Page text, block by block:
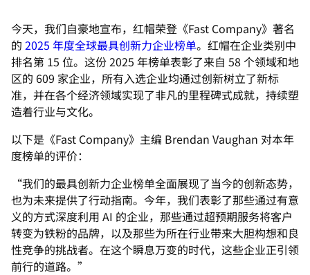
今天，我们自豪地宣布，红帽荣登《Fast Company》著名
的 2025 年度全球最具创新力企业榜单。红帽在企业类别中
排名第 15 位。这份 2025 年榜单表彰了来自 58 个领域和地
区的 609 家企业，所有入选企业均通过创新树立了新标
准，并在各个经济领域实现了非凡的里程碑式成就，持续塑
造着行业与文化。
以下是《Fast Company》主编 Brendan Vaughan 对本年
度榜单的评价：
“我们的最具创新力企业榜单全面展现了当今的创新态势，
也为未来提供了行动指南。今年，我们表彰了那些通过有意
义的方式深度利用 AI 的企业，那些通过超预期服务将客户
转变为铁粉的品牌，以及那些为所在行业带来大胆构想和良
性竞争的挑战者。在这个瞬息万变的时代，这些企业正引领
前行的道路。”